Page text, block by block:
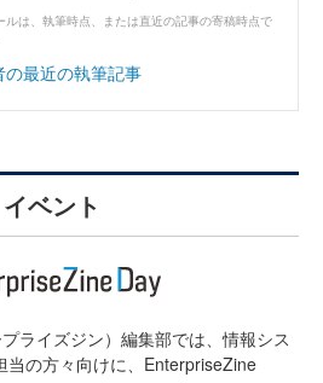
ルは、執筆時点、または直近の記事の寄稿時点で
の最近の執筆記事
イベント
ライズジン）編集部では、情報シス
当の方々向けに、EnterpriseZine